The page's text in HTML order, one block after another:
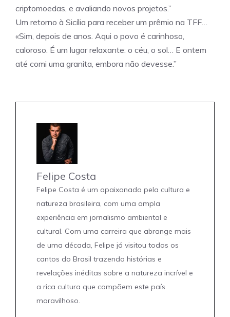
criptomoedas, e avaliando novos projetos.”
Um retorno à Sicília para receber um prêmio na TFF…
«Sim, depois de anos. Aqui o povo é carinhoso,
caloroso. É um lugar relaxante: o céu, o sol… E ontem
até comi uma granita, embora não devesse.”
Felipe Costa
Felipe Costa é um apaixonado pela cultura e
natureza brasileira, com uma ampla
experiência em jornalismo ambiental e
cultural. Com uma carreira que abrange mais
de uma década, Felipe já visitou todos os
cantos do Brasil trazendo histórias e
revelações inéditas sobre a natureza incrível e
a rica cultura que compõem este país
maravilhoso.